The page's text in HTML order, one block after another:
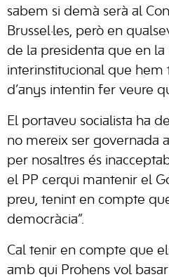
sabem si demà serà al
Brussel·les, però en
de la presidenta que en la
interinstitucional que hem
d’anys intentin fer veure
El portaveu socialista ha
no mereix ser governada
per nosaltres és
el PP cerqui mantenir el
preu, tenint en compte
democràcia”.
Cal tenir en compte que
amb qui Prohens vol